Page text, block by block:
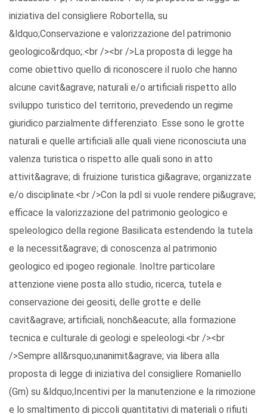
iniziativa del consigliere Robortella, su
&ldquo;Conservazione e valorizzazione del patrimonio
geologico&rdquo;.<br /><br />La proposta di legge ha
come obiettivo quello di riconoscere il ruolo che hanno
alcune cavit&agrave; naturali e/o artificiali rispetto allo
sviluppo turistico del territorio, prevedendo un regime
giuridico parzialmente differenziato. Esse sono le grotte
naturali e quelle artificiali alle quali viene riconosciuta una
valenza turistica o rispetto alle quali sono in atto
attivit&agrave; di fruizione turistica gi&agrave; organizzate
e/o disciplinate.<br />Con la pdl si vuole rendere pi&ugrave;
efficace la valorizzazione del patrimonio geologico e
speleologico della regione Basilicata estendendo la tutela
e la necessit&agrave; di conoscenza al patrimonio
geologico ed ipogeo regionale. Inoltre particolare
attenzione viene posta allo studio, ricerca, tutela e
conservazione dei geositi, delle grotte e delle
cavit&agrave; artificiali, nonch&eacute; alla formazione
tecnica e culturale di geologi e speleologi.<br /><br
/>Sempre all&rsquo;unanimit&agrave; via libera alla
proposta di legge di iniziativa del consigliere Romaniello
(Gm) su &ldquo;Incentivi per la manutenzione e la rimozione
e lo smaltimento di piccoli quantitativi di materiali o rifiuti